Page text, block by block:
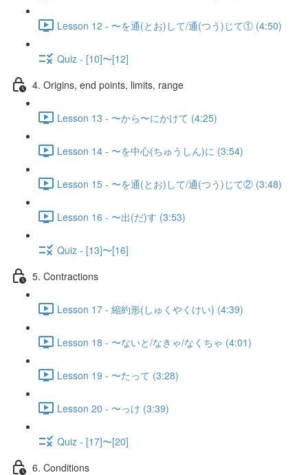
Lesson 12 - 〜を通(とお)して/通(つう)じて① (4:50)
Quiz - [10]〜[12]
4. Origins, end points, limits, range
Lesson 13 - 〜から〜にかけて (4:25)
Lesson 14 - 〜を中心(ちゅうしん)に (3:54)
Lesson 15 - 〜を通(とお)して/通(つう)じて② (3:48)
Lesson 16 - 〜出(だ)す (3:53)
Quiz - [13]〜[16]
5. Contractions
Lesson 17 - 縮約形(しゅくやくけい) (4:39)
Lesson 18 - 〜ないと/なきゃ/なくちゃ (4:01)
Lesson 19 - 〜たって (3:28)
Lesson 20 - 〜っけ (3:39)
Quiz - [17]〜[20]
6. Conditions